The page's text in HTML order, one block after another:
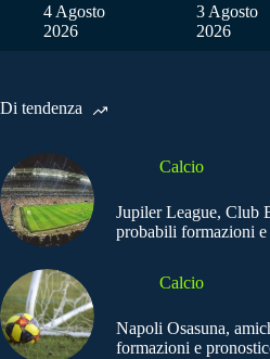
4 Agosto
2026
3 Agosto
2026
Di tendenza
Calcio
Jupiler League, Club
probabili formazioni
Calcio
Napoli Osasuna,
formazioni e